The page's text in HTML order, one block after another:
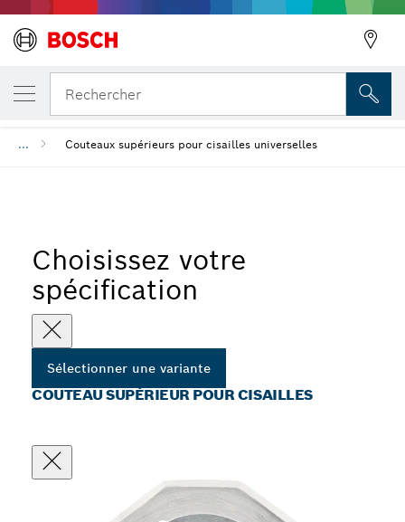
Rechercher
... Couteaux supérieurs pour cisailles universelles
Choisissez votre
spécification
Sélectionner une variante
COUTEAU SUPÉRIEUR POUR CISAILLES
VOTRE VARIANTE SÉLECTIONNÉE
Couteau supérieur pour cisailles